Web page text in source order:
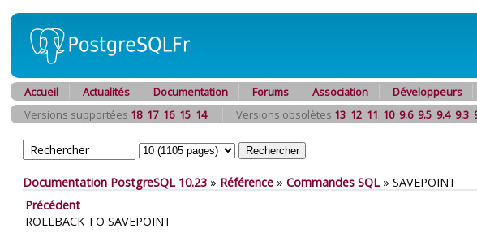
Accueil Actualités Documentation Forums Association Développeurs
Versions supportées 18 17 16 15 14 Versions obsolètes 13 12 11 10 9.6 9.5 9.4 9.3
Documentation PostgreSQL 10.23 » Référence » Commandes SQL» SAVEPOINT
Précédent
ROLLBACK TO SAVEPOINT